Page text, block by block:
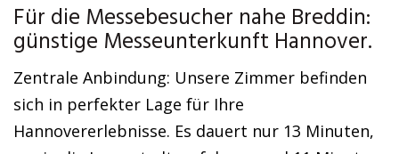
Für die Messebesucher nahe Breddin:
günstige Messeunterkunft Hannover.
Zentrale Anbindung: Unsere Zimmer befinden
sich in perfekter Lage für Ihre
Hannovererlebnisse. Es dauert nur 13 Minuten,